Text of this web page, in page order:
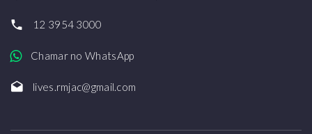
12 3954 3000
Chamar no WhatsApp
lives.rmjac@gmail.com